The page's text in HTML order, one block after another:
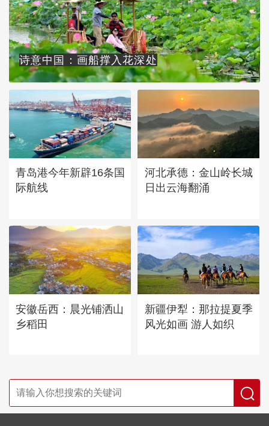
诗意中国：画船撑入花深处
青岛港今年新辟16条国
际航线
河北承德：金山岭长城
日出云海翻涌
安徽岳西：晨光铺洒山
乡稻田
新疆伊犁：那拉提夏季
风光如画 游人如织